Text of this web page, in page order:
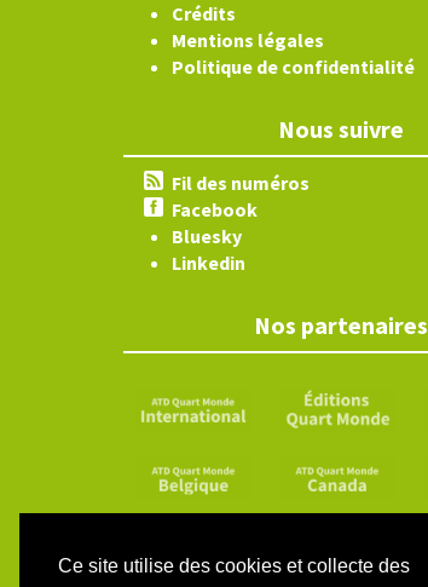
Ce site utilise des cookies et collecte des
Crédits
Mentions légales
Politique de confidentialité
Nous suivre
Fil des numéros
Facebook
Bluesky
Linkedin
Nos partenaires